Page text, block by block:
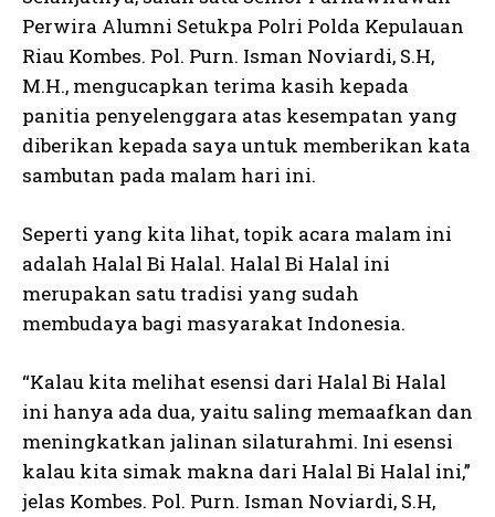
Perwira Alumni Setukpa Polri Polda Kepulauan
Riau Kombes. Pol. Purn. Isman Noviardi, S.H,
M.H., mengucapkan terima kasih kepada
panitia penyelenggara atas kesempatan yang
diberikan kepada saya untuk memberikan kata
sambutan pada malam hari ini.
Seperti yang kita lihat, topik acara malam ini
adalah Halal Bi Halal. Halal Bi Halal ini
merupakan satu tradisi yang sudah
membudaya bagi masyarakat Indonesia.
“Kalau kita melihat esensi dari Halal Bi Halal
ini hanya ada dua, yaitu saling memaafkan dan
meningkatkan jalinan silaturahmi. Ini esensi
kalau kita simak makna dari Halal Bi Halal ini,”
jelas Kombes. Pol. Purn. Isman Noviardi, S.H,